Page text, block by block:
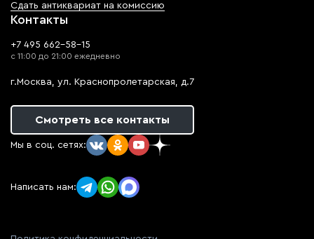
Сдать антиквариат на комиссию
Контакты
+7 495 662-58-15
с 11:00 до 21:00 ежедневно
г.Москва, ул. Краснопролетарская, д.7
Смотреть все контакты
Мы в соц. сетях:
Написать нам: